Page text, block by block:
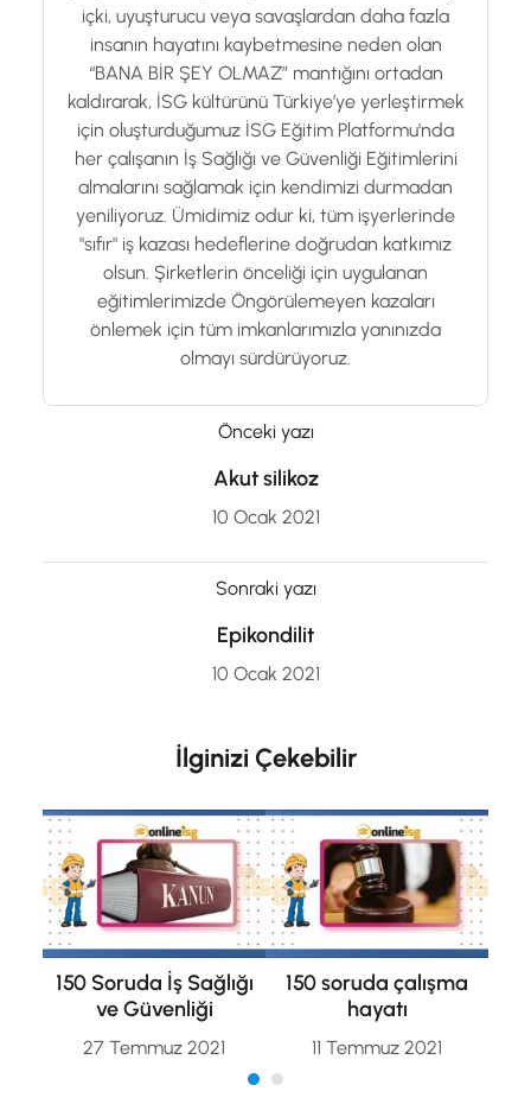
içki, uyuşturucu veya savaşlardan daha fazla
insanın hayatını kaybetmesine neden olan
“BANA BİR ŞEY OLMAZ” mantığını ortadan
kaldırarak, İSG kültürünü Türkiye’ye yerleştirmek
için oluşturduğumuz İSG Eğitim Platformu'nda
her çalışanın İş Sağlığı ve Güvenliği Eğitimlerini
almalarını sağlamak için kendimizi durmadan
yeniliyoruz. Ümidimiz odur ki, tüm işyerlerinde
"sıfır" iş kazası hedeflerine doğrudan katkımız
olsun. Şirketlerin önceliği için uygulanan
eğitimlerimizde Öngörülemeyen kazaları
önlemek için tüm imkanlarımızla yanınızda
olmayı sürdürüyoruz.
Önceki yazı
Akut silikoz
10 Ocak 2021
Sonraki yazı
Epikondilit
10 Ocak 2021
İlginizi Çekebilir
150 Soruda İş Sağlığı
ve Güvenliği
27 Temmuz 2021
150 soruda çalışma
hayatı
11 Temmuz 2021